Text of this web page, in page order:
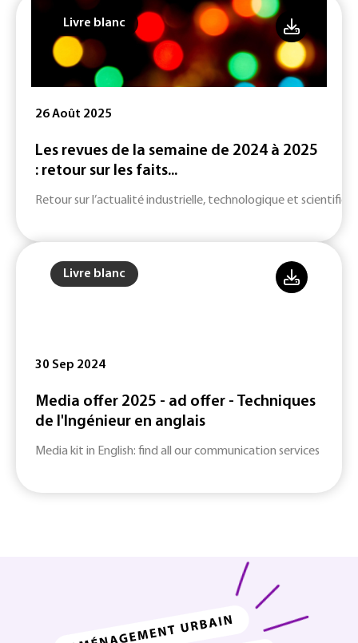
Livre blanc
26 Août 2025
Les revues de la semaine de 2024 à 2025
: retour sur les faits...
Retour sur l’actualité industrielle, technologique et
Livre blanc
30 Sep 2024
Media offer 2025 - ad offer - Techniques
de l'Ingénieur en anglais
Media kit in English: find all our communication services